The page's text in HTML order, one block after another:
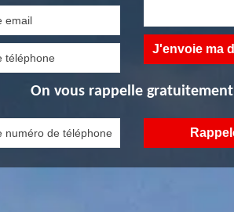
On vous rappelle gratuitement